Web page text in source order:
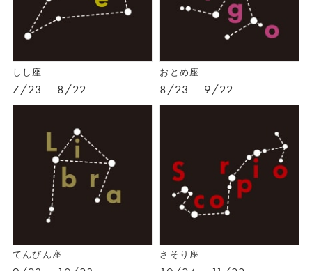
しし座
7/23 – 8/22
おとめ座
8/23 – 9/22
てんびん座 さそり座